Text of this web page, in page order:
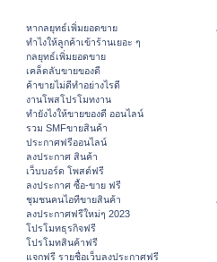
หากลยุทธ์เพิ่มยอดขาย
ทําไงให้ลูกค้าเข้าร้านเยอะ ๆ
กลยุทธ์เพิ่มยอดขาย
เคล็ดลับขายของดี
ค้าขายไม่ดีทำอย่างไรดี
งานโพสโปรโมทงาน
ทํายังไงให้ขายของดี ออนไลน์
รวม SMFขายสินค้า
ประกาศฟรีออนไลน์
ลงประกาศ สินค้า
เว็บบอร์ด โพสต์ฟรี
ลงประกาศ ซื้อ-ขาย ฟรี
ชุมชนคนไอทีขายสินค้า
ลงประกาศฟรีใหม่ๆ 2023
โปรโมทธุรกิจฟรี
โปรโมทสินค้าฟรี
แจกฟรี รายชื่อเว็บลงประกาศฟรี